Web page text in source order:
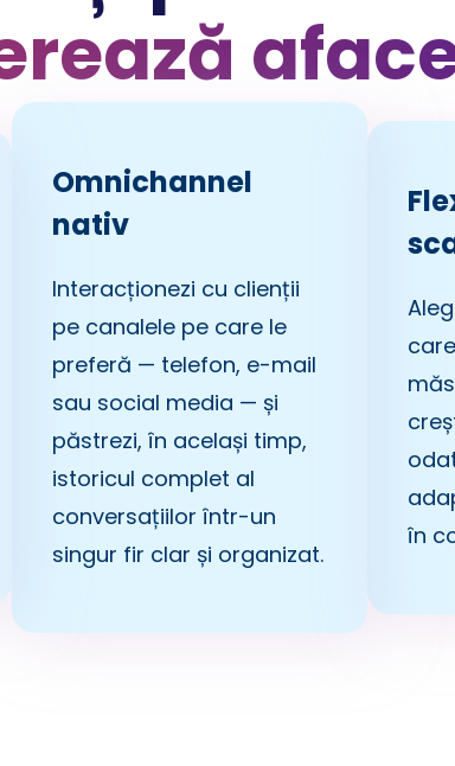
Omnichannel
nativ
Interacționezi cu clienții
pe canalele pe care le
preferă — telefon, e-mail
sau social media — și
păstrezi, în același timp,
istoricul complet al
conversațiilor într-un
singur fir clar și organizat.
în